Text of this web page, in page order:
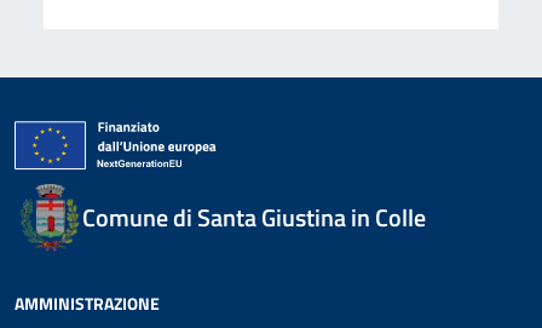
Comune di Santa Giustina in Colle
AMMINISTRAZIONE